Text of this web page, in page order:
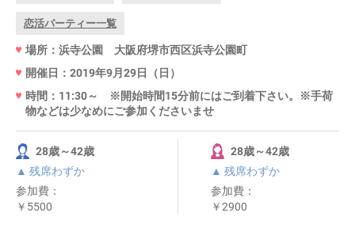
恋活パーティー一覧
場所：浜寺公園 大阪府堺市西区浜寺公園町
開催日：2019年9月29日（日）
時間：11:30～ ※開始時間15分前にはご到着下さい。※手荷
物などは少なめにご参加くださいませ
28歳～42歳
▲ 残席わずか
参加費：
￥5500
28歳～42歳
▲ 残席わずか
参加費：
￥2900